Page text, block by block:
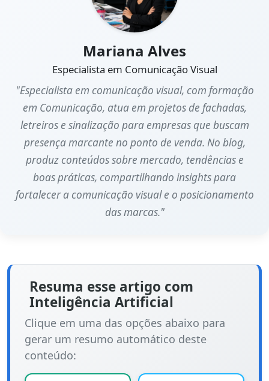
Mariana Alves
Especialista em Comunicação Visual
"Especialista em comunicação visual, com formação
em Comunicação, atua em projetos de fachadas,
letreiros e sinalização para empresas que buscam
presença marcante no ponto de venda. No blog,
produz conteúdos sobre mercado, tendências e
boas práticas, compartilhando insights para
fortalecer a comunicação visual e o posicionamento
das marcas."
Resuma esse artigo com
Inteligência Artificial
Clique em uma das opções abaixo para
gerar um resumo automático deste
conteúdo: